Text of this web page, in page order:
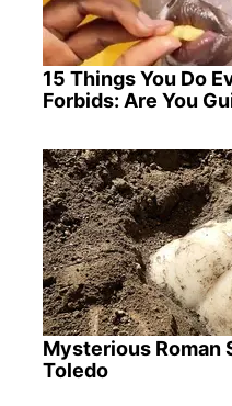
15 Things You Do
Forbids: Are You
Mysterious Roman
Toledo